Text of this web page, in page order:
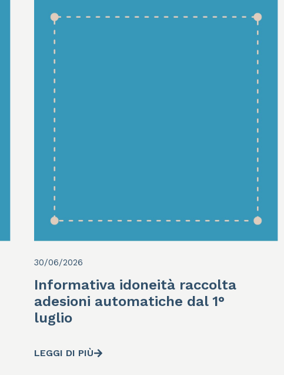
30/06/2026
Informativa idoneità raccolta
adesioni automatiche dal 1°
luglio
LEGGI DI PIÙ